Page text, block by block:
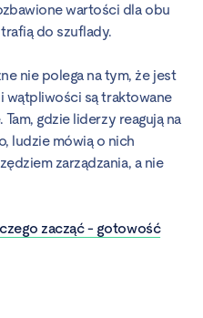
wartości dla obu
do szuflady.
nie polega na tym, że jest
i wątpliwości są traktowane
gdzie liderzy reagują na
ludzie mówią o nich
zarządzania, a nie
zacząć - gotowość